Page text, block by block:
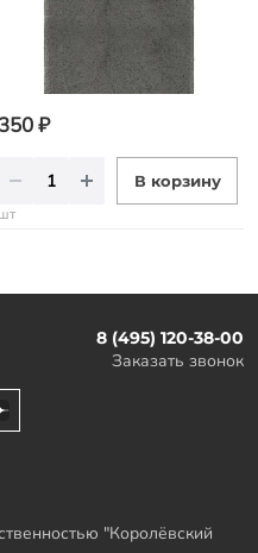
350 ₽
В корзину
шт
8 (495) 120-38-00
Заказать звонок
"Королёвский